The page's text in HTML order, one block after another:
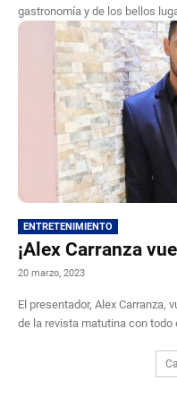
gastronomía y de los bellos
ENTRETENIMIENTO
¡Alex Carranza
20 marzo, 2023
El presentador, Alex Carranza,
de la revista matutina con